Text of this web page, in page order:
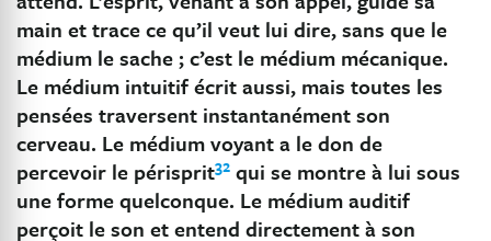
main et trace ce qu’il veut lui dire, sans que le
médium le sache ; c’est le médium mécanique.
Le médium intuitif écrit aussi, mais toutes les
pensées traversent instantanément son
cerveau. Le médium voyant a le don de
percevoir le périsprit32 qui se montre à lui sous
une forme quelconque. Le médium auditif
perçoit le son et entend directement à son